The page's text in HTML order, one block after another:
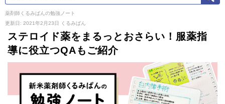
薬剤師くるみぱんの勉強ノート
更新日: 2021年2月23日
くるみぱん
ステロイド薬をまるっとおさらい！服薬指
導に役立つQAもご紹介